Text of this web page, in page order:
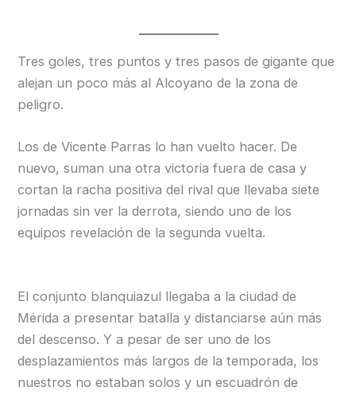
Tres goles, tres puntos y tres pasos de gigante que
alejan un poco más al Alcoyano de la zona de
peligro.
Los de Vicente Parras lo han vuelto hacer. De
nuevo, suman una otra victoria fuera de casa y
cortan la racha positiva del rival que llevaba siete
jornadas sin ver la derrota, siendo uno de los
equipos revelación de la segunda vuelta.
El conjunto blanquiazul llegaba a la ciudad de
Mérida a presentar batalla y distanciarse aún más
del descenso. Y a pesar de ser uno de los
desplazamientos más largos de la temporada, los
nuestros no estaban solos y un escuadrón de